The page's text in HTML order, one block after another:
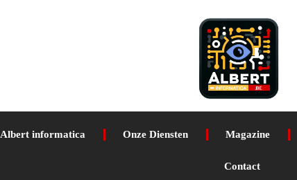
Albert informatica Onze Diensten Magazine
Contact